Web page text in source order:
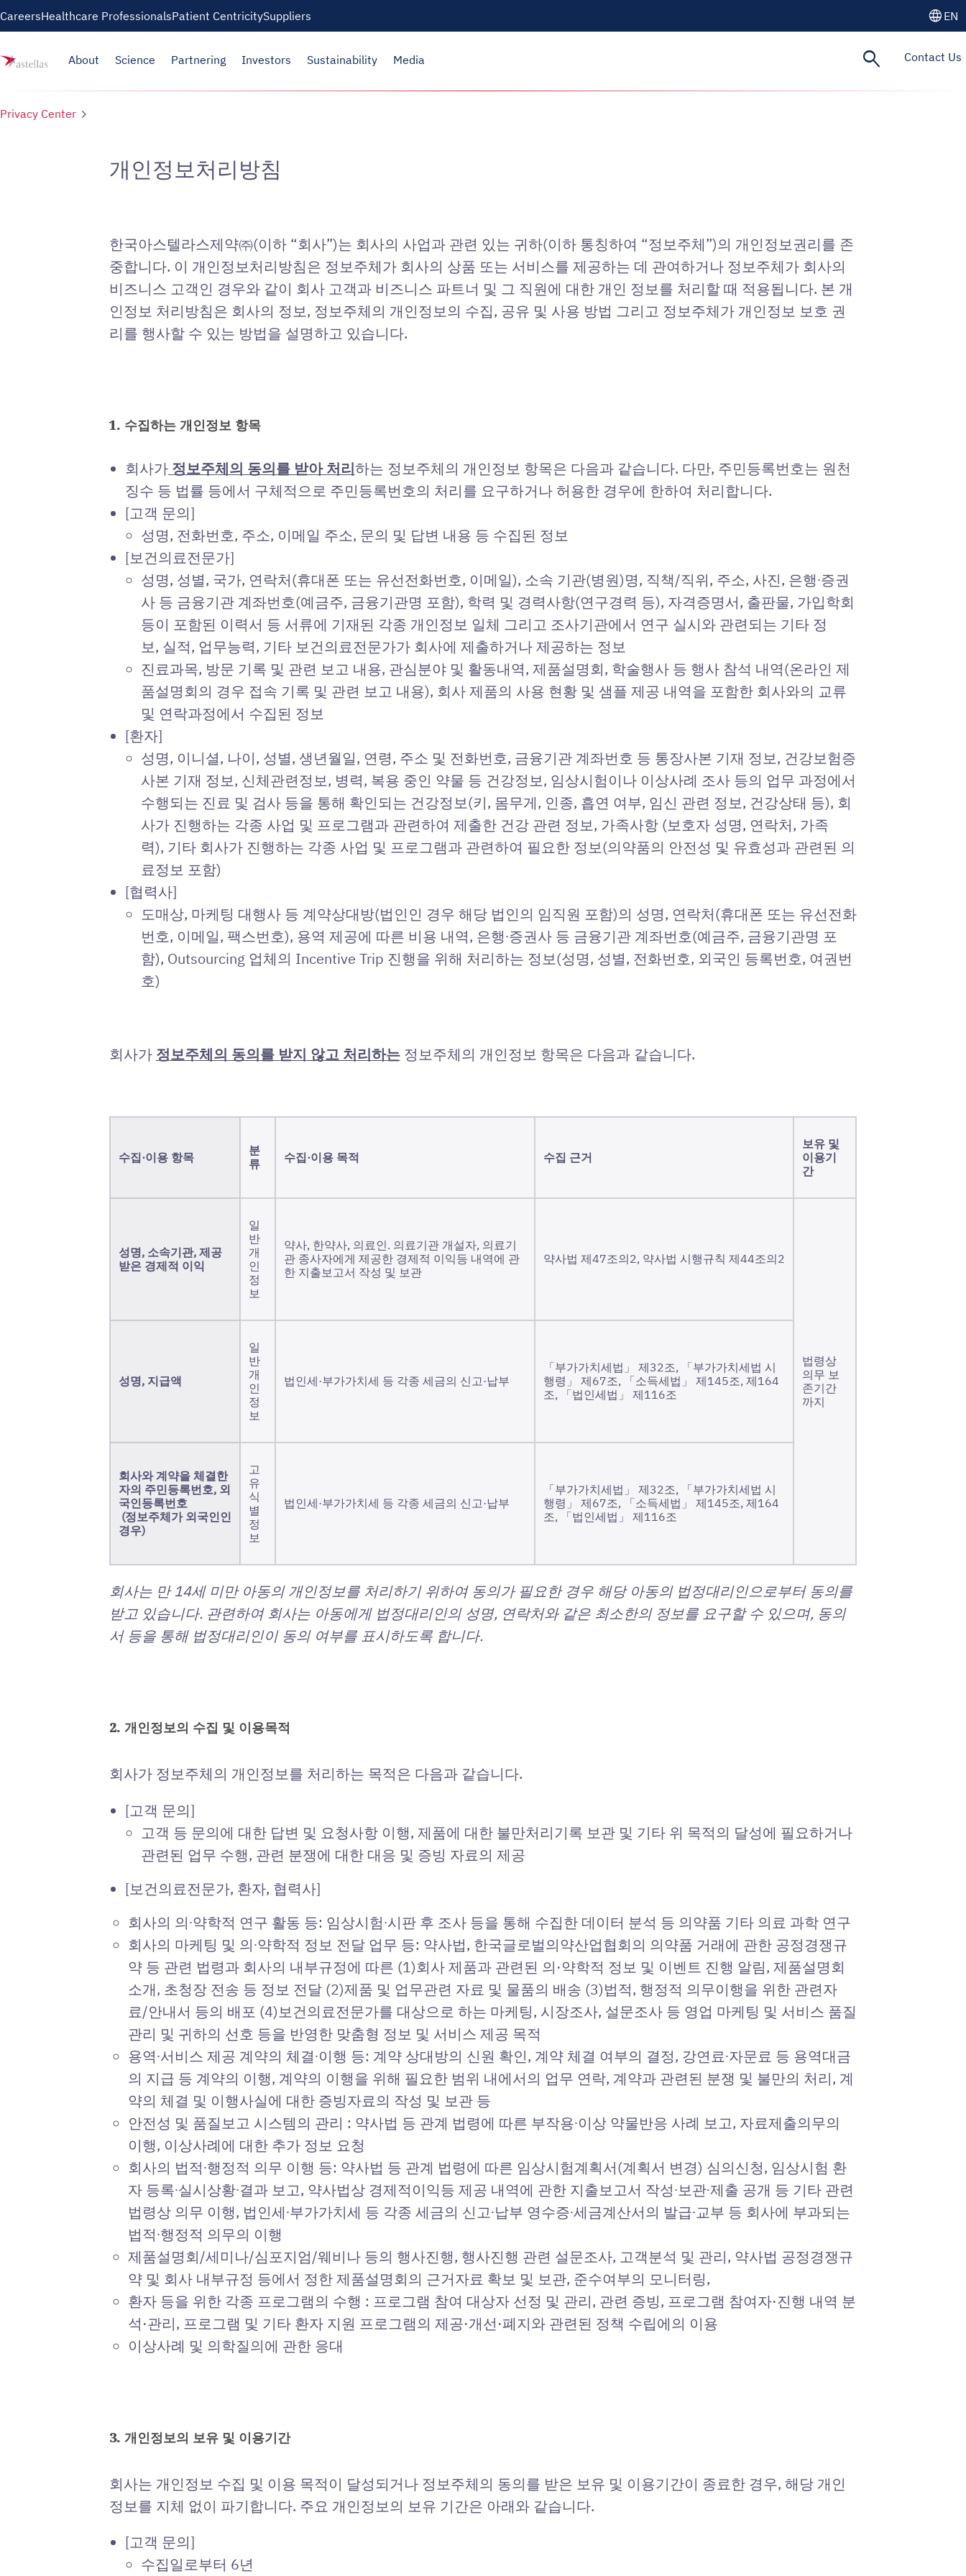
Skip to main content
CareersHealthcare ProfessionalsPatient CentricitySuppliers language EN
About Science Partnering Investors Sustainability Media search Contact Us
Privacy Center
개인정보처리방침
한국아스텔라스제약㈜(이하 “회사”)는 회사의 사업과 관련 있는 귀하(이하 통칭하여 “정보주체”)의 개인정보권리를 존
중합니다. 이 개인정보처리방침은 정보주체가 회사의 상품 또는 서비스를 제공하는 데 관여하거나 정보주체가 회사의
비즈니스 고객인 경우와 같이 회사 고객과 비즈니스 파트너 및 그 직원에 대한 개인 정보를 처리할 때 적용됩니다. 본 개
인정보 처리방침은 회사의 정보, 정보주체의 개인정보의 수집, 공유 및 사용 방법 그리고 정보주체가 개인정보 보호 권
리를 행사할 수 있는 방법을 설명하고 있습니다.
1. 수집하는 개인정보 항목
회사가정보주체의 동의를 받아 처리하는 정보주체의 개인정보 항목은 다음과 같습니다. 다만, 주민등록번호는 원천
징수 등 법률 등에서 구체적으로 주민등록번호의 처리를 요구하거나 허용한 경우에 한하여 처리합니다.
[고객 문의]
성명, 전화번호, 주소, 이메일 주소, 문의 및 답변 내용 등 수집된 정보
[보건의료전문가]
성명, 성별, 국가, 연락처(휴대폰 또는 유선전화번호, 이메일), 소속 기관(병원)명, 직책/직위, 주소, 사진, 은행∙증권
사 등 금융기관 계좌번호(예금주, 금융기관명 포함), 학력 및 경력사항(연구경력 등), 자격증명서, 출판물, 가입학회
등이 포함된 이력서 등 서류에 기재된 각종 개인정보 일체 그리고 조사기관에서 연구 실시와 관련되는 기타 정
보, 실적, 업무능력, 기타 보건의료전문가가 회사에 제출하거나 제공하는 정보
진료과목, 방문 기록 및 관련 보고 내용, 관심분야 및 활동내역, 제품설명회, 학술행사 등 행사 참석 내역(온라인 제
품설명회의 경우 접속 기록 및 관련 보고 내용), 회사 제품의 사용 현황 및 샘플 제공 내역을 포함한 회사와의 교류
및 연락과정에서 수집된 정보
[환자]
성명, 이니셜, 나이, 성별, 생년월일, 연령, 주소 및 전화번호, 금융기관 계좌번호 등 통장사본 기재 정보, 건강보험증
사본 기재 정보, 신체관련정보, 병력, 복용 중인 약물 등 건강정보, 임상시험이나 이상사례 조사 등의 업무 과정에서
수행되는 진료 및 검사 등을 통해 확인되는 건강정보(키, 몸무게, 인종, 흡연 여부, 임신 관련 정보, 건강상태 등), 회
사가 진행하는 각종 사업 및 프로그램과 관련하여 제출한 건강 관련 정보, 가족사항 (보호자 성명, 연락처, 가족
력), 기타 회사가 진행하는 각종 사업 및 프로그램과 관련하여 필요한 정보(의약품의 안전성 및 유효성과 관련된 의
료정보 포함)
[협력사]
도매상, 마케팅 대행사 등 계약상대방(법인인 경우 해당 법인의 임직원 포함)의 성명, 연락처(휴대폰 또는 유선전화
번호, 이메일, 팩스번호), 용역 제공에 따른 비용 내역, 은행∙증권사 등 금융기관 계좌번호(예금주, 금융기관명 포
함), Outsourcing 업체의 Incentive Trip 진행을 위해 처리하는 정보(성명, 성별, 전화번호, 외국인 등록번호, 여권번
호)
회사가 정보주체의 동의를 받지 않고 처리하는정보주체의 개인정보 항목은 다음과 같습니다.
수집·이용 항목
분
류
수집·이용 목적 수집 근거
보유 및
이용기
간
성명, 소속기관, 제공
받은 경제적 이익
일
반
개
인
정
보
약사, 한약사, 의료인. 의료기관 개설자, 의료기
관 종사자에게 제공한 경제적 이익등 내역에 관
한 지출보고서 작성 및 보관
약사법 제47조의2, 약사법 시행규칙 제44조의2
법령상
의무 보
존기간
까지
성명, 지급액
일
반
개
인
정
보
법인세·부가가치세 등 각종 세금의 신고·납부
「부가가치세법」 제32조, 「부가가치세법 시
행령」 제67조, 「소득세법」 제145조, 제164
조, 「법인세법」 제116조
회사와 계약을 체결한
자의 주민등록번호, 외
국인등록번호
(정보주체가 외국인인
경우)
고
유
식
별
정
보
법인세·부가가치세 등 각종 세금의 신고·납부
「부가가치세법」 제32조, 「부가가치세법 시
행령」 제67조, 「소득세법」 제145조, 제164
조, 「법인세법」 제116조
회사는 만 14세 미만 아동의 개인정보를 처리하기 위하여 동의가 필요한 경우 해당 아동의 법정대리인으로부터 동의를
받고 있습니다. 관련하여 회사는 아동에게 법정대리인의 성명, 연락처와 같은 최소한의 정보를 요구할 수 있으며, 동의
서 등을 통해 법정대리인이 동의 여부를 표시하도록 합니다.
2. 개인정보의 수집 및 이용목적
회사가 정보주체의 개인정보를 처리하는 목적은 다음과 같습니다.
[고객 문의]
고객 등 문의에 대한 답변 및 요청사항 이행, 제품에 대한 불만처리기록 보관 및 기타 위 목적의 달성에 필요하거나
관련된 업무 수행, 관련 분쟁에 대한 대응 및 증빙 자료의 제공
[보건의료전문가, 환자, 협력사]
회사의 의∙약학적 연구 활동 등: 임상시험∙시판 후 조사 등을 통해 수집한 데이터 분석 등 의약품 기타 의료 과학 연구
회사의 마케팅 및 의∙약학적 정보 전달 업무 등: 약사법, 한국글로벌의약산업협회의 의약품 거래에 관한 공정경쟁규
약 등 관련 법령과 회사의 내부규정에 따른 (1)회사 제품과 관련된 의·약학적 정보 및 이벤트 진행 알림, 제품설명회
소개, 초청장 전송 등 정보 전달 (2)제품 및 업무관련 자료 및 물품의 배송 (3)법적, 행정적 의무이행을 위한 관련자
료/안내서 등의 배포 (4)보건의료전문가를 대상으로 하는 마케팅, 시장조사, 설문조사 등 영업 마케팅 및 서비스 품질
관리 및 귀하의 선호 등을 반영한 맞춤형 정보 및 서비스 제공 목적
용역∙서비스 제공 계약의 체결∙이행 등: 계약 상대방의 신원 확인, 계약 체결 여부의 결정, 강연료∙자문료 등 용역대금
의 지급 등 계약의 이행, 계약의 이행을 위해 필요한 범위 내에서의 업무 연락, 계약과 관련된 분쟁 및 불만의 처리, 계
약의 체결 및 이행사실에 대한 증빙자료의 작성 및 보관 등
안전성 및 품질보고 시스템의 관리 : 약사법 등 관계 법령에 따른 부작용∙이상 약물반응 사례 보고, 자료제출의무의
이행, 이상사례에 대한 추가 정보 요청
회사의 법적∙행정적 의무 이행 등: 약사법 등 관계 법령에 따른 임상시험계획서(계획서 변경) 심의신청, 임상시험 환
자 등록∙실시상황∙결과 보고, 약사법상 경제적이익등 제공 내역에 관한 지출보고서 작성∙보관∙제출 공개 등 기타 관련
법령상 의무 이행, 법인세∙부가가치세 등 각종 세금의 신고∙납부 영수증∙세금계산서의 발급∙교부 등 회사에 부과되는
법적∙행정적 의무의 이행
제품설명회/세미나/심포지엄/웨비나 등의 행사진행, 행사진행 관련 설문조사, 고객분석 및 관리, 약사법 공정경쟁규
약 및 회사 내부규정 등에서 정한 제품설명회의 근거자료 확보 및 보관, 준수여부의 모니터링,
환자 등을 위한 각종 프로그램의 수행 : 프로그램 참여 대상자 선정 및 관리, 관련 증빙, 프로그램 참여자·진행 내역 분
석·관리, 프로그램 및 기타 환자 지원 프로그램의 제공·개선·폐지와 관련된 정책 수립에의 이용
이상사례 및 의학질의에 관한 응대
3. 개인정보의 보유 및 이용기간
회사는 개인정보 수집 및 이용 목적이 달성되거나 정보주체의 동의를 받은 보유 및 이용기간이 종료한 경우, 해당 개인
정보를 지체 없이 파기합니다. 주요 개인정보의 보유 기간은 아래와 같습니다.
[고객 문의]
수집일로부터 6년